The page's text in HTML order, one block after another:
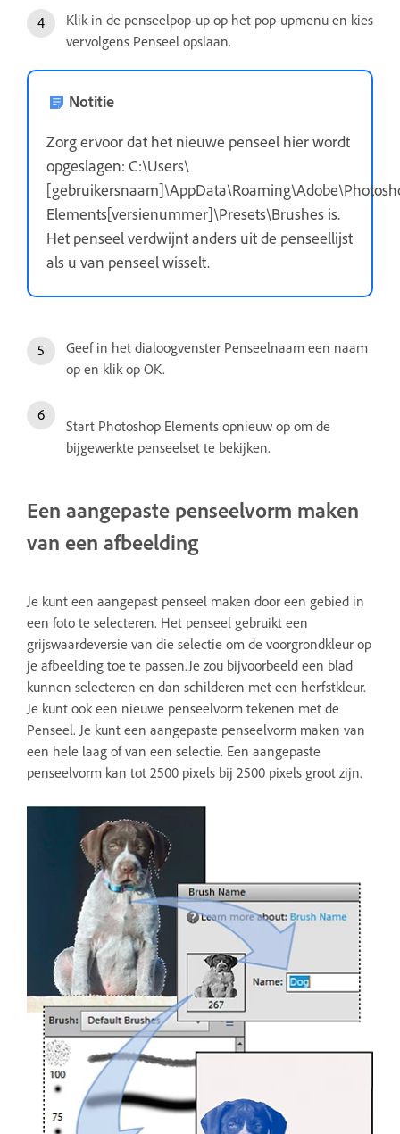
Klik in de penseelpop-up op het pop-upmenu en kies
vervolgens Penseel opslaan.
Notitie
Zorg ervoor dat het nieuwe penseel hier wordt
opgeslagen: C:\Users\
Elements[versienummer]\Presets\Brushes is.
Het penseel verdwijnt anders uit de penseellijst
als u van penseel wisselt.
Geef in het dialoogvenster Penseelnaam een naam
op en klik op OK.
Start Photoshop Elements opnieuw op om de
bijgewerkte penseelset te bekijken.
Een aangepaste penseelvorm maken
van een afbeelding
Je kunt een aangepast penseel maken door een gebied in
een foto te selecteren. Het penseel gebruikt een
grijswaardeversie van die selectie om de voorgrondkleur op
je afbeelding toe te passen.Je zou bijvoorbeeld een blad
kunnen selecteren en dan schilderen met een herfstkleur.
Je kunt ook een nieuwe penseelvorm tekenen met de
Penseel. Je kunt een aangepaste penseelvorm maken van
een hele laag of van een selectie. Een aangepaste
penseelvorm kan tot 2500 pixels bij 2500 pixels groot zijn.